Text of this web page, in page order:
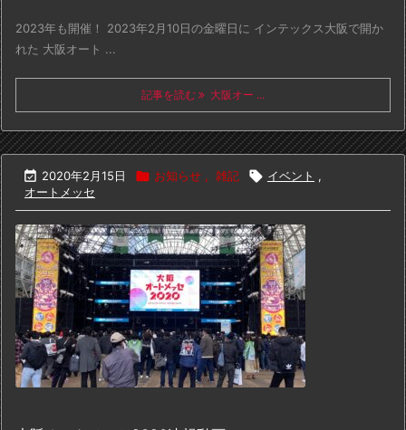
2023年も開催！ 2023年2月10日の金曜日に インテックス大阪で開か
れた 大阪オート ...
記事を読む 大阪オー ...
 2020年2月15日  お知らせ , 雑記  イベント ,
オートメッセ